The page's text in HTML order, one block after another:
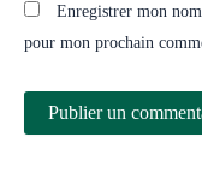
Enregistrer mon
pour mon prochain